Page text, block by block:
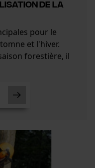
DE LA
pour le
et l'hiver.
forestière, il
Tool